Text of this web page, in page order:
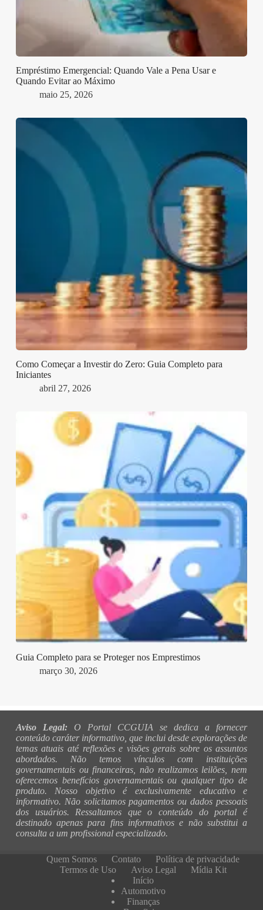
Empréstimo Emergencial: Quando Vale a Pena Usar e
Quando Evitar ao Máximo
maio 25, 2026
Como Começar a Investir do Zero: Guia Completo para
Iniciantes
abril 27, 2026
Guia Completo para se Proteger nos Emprestimos
março 30, 2026
Aviso Legal: O Portal CCGUIA se dedica a fornecer
conteúdo caráter informativo, que inclui desde explorações de
temas atuais até reflexões e visões gerais sobre os assuntos
abordados. Não temos vínculos com instituições
governamentais ou financeiras, não realizamos leilões, nem
oferecemos benefícios governamentais ou qualquer tipo de
produto. Nosso objetivo é exclusivamente educativo e
informativo. Não solicitamos pagamentos ou dados pessoais
dos usuários. Ressaltamos que o conteúdo do portal é
destinado apenas para fins informativos e não substitui a
consulta a um profissional especializado.
Quem Somos Contato
Política de privacidade
Termos de Uso
Aviso Legal
Mídia Kit
Início
Automotivo
Finanças